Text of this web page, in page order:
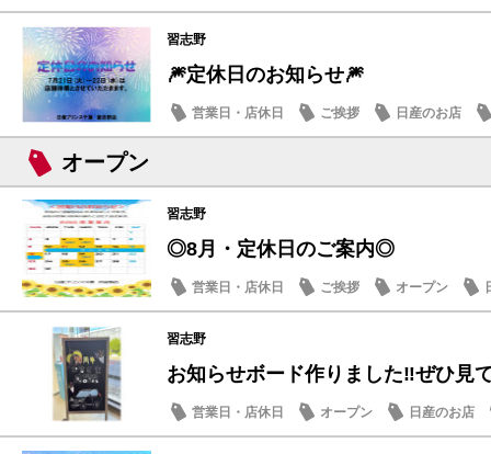
習志野
🎆定休日のお知らせ🎆
営業日・店休日 ご挨拶 日産のお店
オープン
習志野
◎8月・定休日のご案内◎
営業日・店休日 ご挨拶 オープン
習志野
お知らせボード作りました‼️ぜひ見
営業日・店休日 オープン 日産のお店